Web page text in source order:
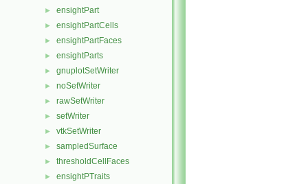
► ensightPart
► ensightPartCells
► ensightPartFaces
► ensightParts
► gnuplotSetWriter
► noSetWriter
► rawSetWriter
► setWriter
► vtkSetWriter
► sampledSurface
► thresholdCellFaces
► ensightPTraits